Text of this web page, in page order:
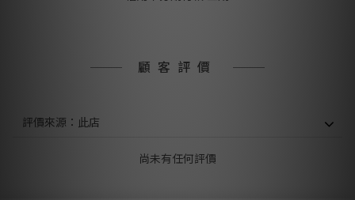
顧客評價
尚未有任何評價